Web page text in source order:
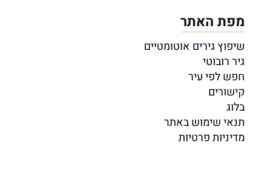
מפת האתר
שיפוץ גירים אוטומטיים
גיר רובוטי
חפש לפי עיר
קישורים
בלוג
תנאי שימוש באתר
מדיניות פרטיות